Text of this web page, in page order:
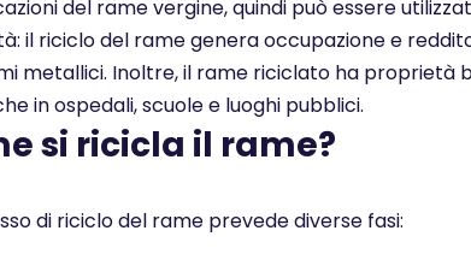
del rame vergine, quindi può essere
il riciclo del rame genera occupazione e
metallici. Inoltre, il rame riciclato ha proprietà
in ospedali, scuole e luoghi pubblici.
si ricicla il rame?
di riciclo del rame prevede diverse fasi: